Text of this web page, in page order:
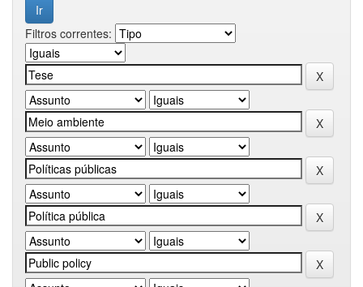
Filtros correntes: